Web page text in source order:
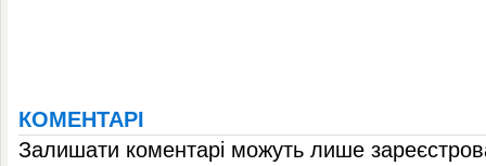
КОМЕНТАРІ
Залишати коментарі можуть лише